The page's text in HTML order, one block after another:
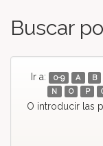
Buscar
Ir a: 0-9 A B
N
O P
O introducir las